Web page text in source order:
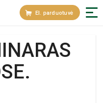
El. parduotuvė